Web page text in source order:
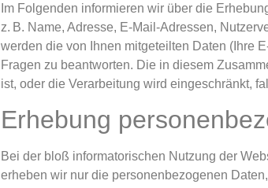
Im Folgenden informieren wir über die
z. B. Name, Adresse, E-Mail-Adressen,
werden die von Ihnen mitgeteilten Daten (Ihre
Fragen zu beantworten. Die in diesem
ist, oder die Verarbeitung wird eingeschränkt,
Erhebung
Bei der bloß informatorischen Nutzung der
erheben wir nur die personenbezogenen